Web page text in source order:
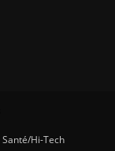
Santé/Hi-Tech